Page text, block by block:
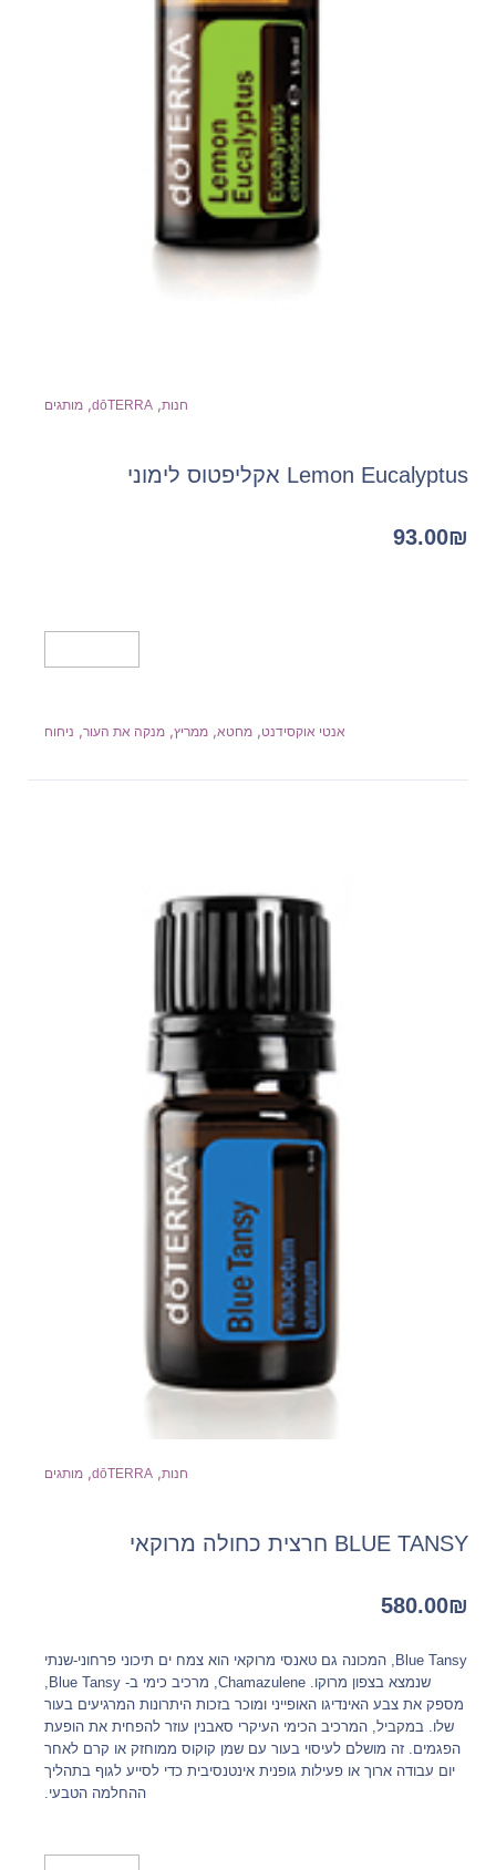
חנות,
dōTERRA
, מותגים
Lemon Eucalyptus אקליפטוס לימוני
93.00₪
אנטי אוקסידנט, מחטא, ממריץ, מנקה את העור, ניחוח
חנות,
dōTERRA
, מותגים
BLUE TANSY חרצית כחולה מרוקאי
580.00₪
Blue Tansy, המכונה גם טאנסי מרוקאי הוא צמח ים תיכוני פרחוני-שנתי
שנמצא בצפון מרוקו. Chamazulene, מרכיב כימי ב- Blue Tansy,
מספק את צבע האינדיגו האופייני ומוכר בזכות היתרונות המרגיעים בעור
שלו. במקביל, המרכיב הכימי העיקרי סאבנין עוזר להפחית את הופעת
הפגמים. זה מושלם לעיסוי בעור עם שמן קוקוס ממוחזק או קרם לאחר
יום עבודה ארוך או פעילות גופנית אינטנסיבית כדי לסייע לגוף בתהליך
ההחלמה הטבעי.